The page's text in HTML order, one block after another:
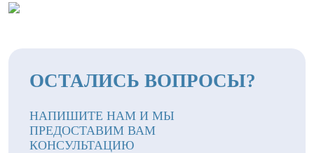
ОСТАЛИСЬ ВОПРОСЫ?
НАПИШИТЕ НАМ И МЫ
ПРЕДОСТАВИМ ВАМ
КОНСУЛЬТАЦИЮ